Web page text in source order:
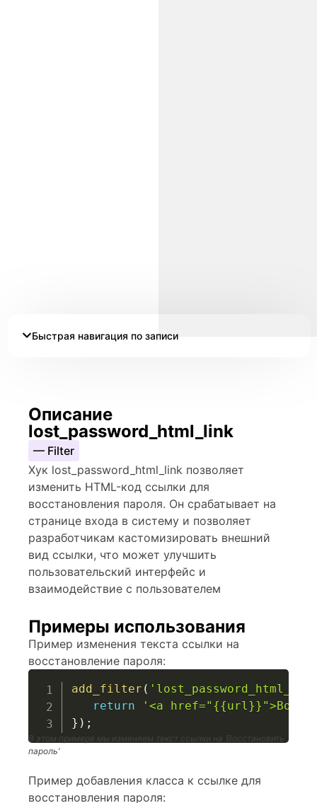
Быстрая навигация по записи
Описание
lost_password_html_link
— Filter
Хук lost_password_html_link позволяет
изменить HTML-код ссылки для
восстановления пароля. Он срабатывает на
странице входа в систему и позволяет
разработчикам кастомизировать внешний
вид ссылки, что может улучшить
пользовательский интерфейс и
взаимодействие с пользователем
Примеры использования
Пример изменения текста ссылки на
восстановление пароля:
add_filter (
return
'<a
} ) ;
В этом примере мы изменяем текст ссылки на ‘Восстановить
пароль’
Пример добавления класса к ссылке для
восстановления пароля: